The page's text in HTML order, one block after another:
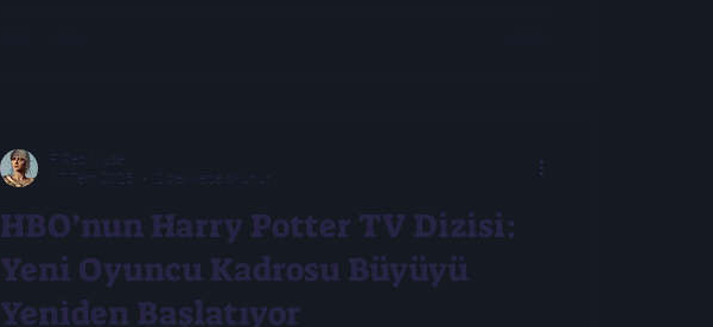
HBO’nun Harry Potter TV Dizisi:
Yeni Oyuncu Kadrosu Büyüyü
Yeniden Başlatıyor
F Red Muse
17 Tem 2025
2 dakikada okunur